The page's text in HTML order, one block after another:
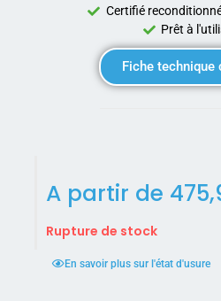
Certifié
Prêt à
Fiche technique
A partir de
Rupture de stock
En savoir plus sur l'état d'usure